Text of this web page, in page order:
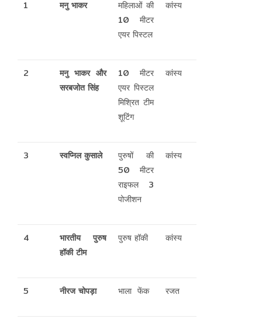
1 मनु भाकर
महिलाओं की
10 मीटर
एयर पिस्टल
कांस्य
2
मनु भाकर और
सरबजोत सिंह
10 मीटर
एयर पिस्टल
मिश्रित टीम
शूटिंग
कांस्य
3 स्वप्निल कुसाले
पुरुषों की
50 मीटर
राइफल 3
पोजीशन
कांस्य
4
भारतीय पुरुष
हॉकी टीम
पुरुष हॉकी कांस्य
5 नीरज चोपड़ा भाला फेंक रजत